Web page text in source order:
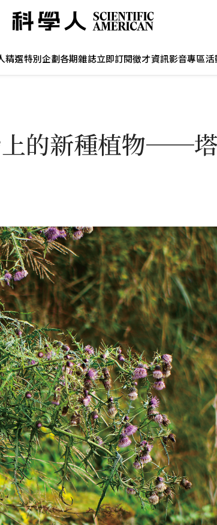
精選特別企劃各期雜誌立即訂閱徵才資訊影音專區活
的新種植物──